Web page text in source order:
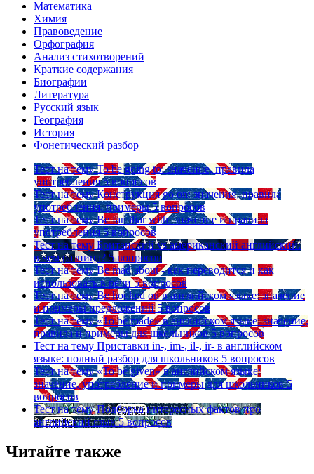
Математика
Химия
Правоведение
Орфография
Анализ стихотворений
Краткие содержания
Биографии
Литература
Русский язык
География
История
Фонетический разбор
Тест на тему To be going to: значение, правила
употребления 5 вопросов
Тест на тему Конструкция go on: значения, правила
употребления, примеры 5 вопросов
Тест на тему Be familiar with: значение и правила
употребления 5 вопросов
Тест на тему Британский vs американский английский:
в чем разница? 5 вопросов
Тест на тему Be mad about - как переводится и как
использовать в речи 5 вопросов
Тест на тему Be hooked on в английском языке: значение
и примеры предложений 5 вопросов
Тест на тему «To be made» в английском языке: значение,
правила и примеры для школьников 5 вопросов
Тест на тему Приставки in-, im-, il-, ir- в английском
языке: полный разбор для школьников 5 вопросов
Тест на тему «To be given» в английском языке:
значение, употребление и примеры для школьников 5
вопросов
Тест на тему Подборка интересных фактов про
английский язык 5 вопросов
Читайте также